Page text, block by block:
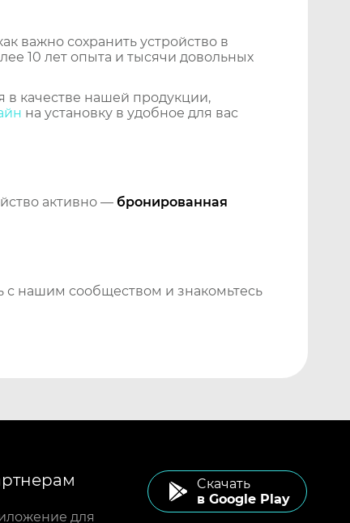
важно сохранить устройство в
10 лет опыта и тысячи довольных
качестве нашей продукции,
на установку в удобное для вас
активно — бронированная
с нашим сообществом и знакомьтесь
для
Cкачать
в Google Play